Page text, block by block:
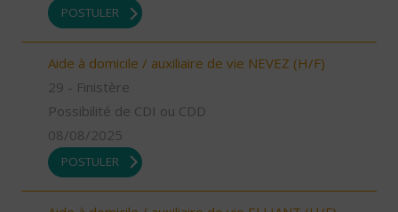
POSTULER
Aide à domicile / auxiliaire de vie NEVEZ (H/F)
29 - Finistère
Possibilité de CDI ou CDD
08/08/2025
POSTULER